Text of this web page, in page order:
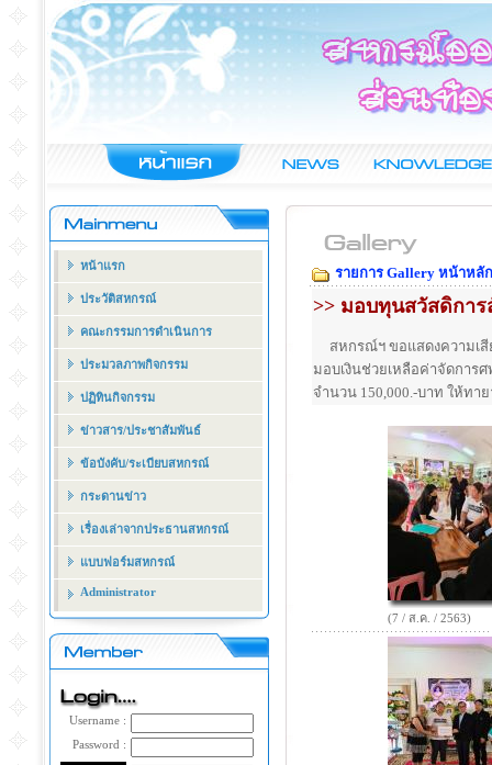
หน้าแรก
ประวัติสหกรณ์
คณะกรรมการดำเนินการ
ประมวลภาพกิจกรรม
ปฏิทินกิจกรรม
ข่าวสาร/ประชาสัมพันธ์
ข้อบังคับ/ระเบียบสหกรณ์
กระดานข่าว
เรื่องเล่าจากประธานสหกรณ์
แบบฟอร์มสหกรณ์
Administrator
Username :
Password :
รายการ Gallery หน้าหลัก
>> มอบทุนสวัสดิกา
สหกรณ์ฯ ขอแสดงความเ
มอบเงินช่วยเหลือค่าจัดการ
จำนวน 150,000.-บาท ให้ทา
(7 / ส.ค. / 2563)